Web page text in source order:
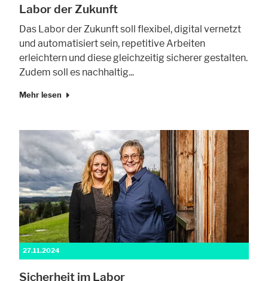
Labor der Zukunft
Das Labor der Zukunft soll flexibel, digital vernetzt
und automatisiert sein, repetitive Arbeiten
erleichtern und diese gleichzeitig sicherer gestalten.
Zudem soll es nachhaltig...
Mehr lesen
27.11.2024
Sicherheit im Labor